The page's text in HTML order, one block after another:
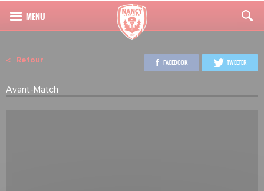
Retour
Avant-Match
FACEBOOK TWEETER